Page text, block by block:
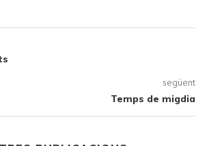
següent
Temps de migdia